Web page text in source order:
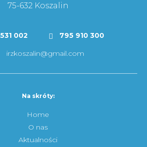
75-632 Koszalin
002 795 910 300
irzkoszalin@gmail.com
Na skróty:
Home
O nas
Aktualności